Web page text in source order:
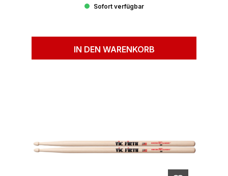
Sofort verfügbar
IN DEN WARENKORB